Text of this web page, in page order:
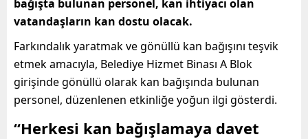
bağışta bulunan personel, kan ihtiyacı olan
vatandaşların kan dostu olacak.
Farkındalık yaratmak ve gönüllü kan bağışını teşvik
etmek amacıyla, Belediye Hizmet Binası A Blok
girişinde gönüllü olarak kan bağışında bulunan
personel, düzenlenen etkinliğeyoğun ilgi gösterdi.
“Herkesi kan bağışlamaya davet